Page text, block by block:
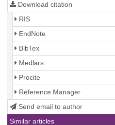
Download citation
RIS
EndNote
BibTex
Medlars
Procite
Reference Manager
Send email to author
Similar articles